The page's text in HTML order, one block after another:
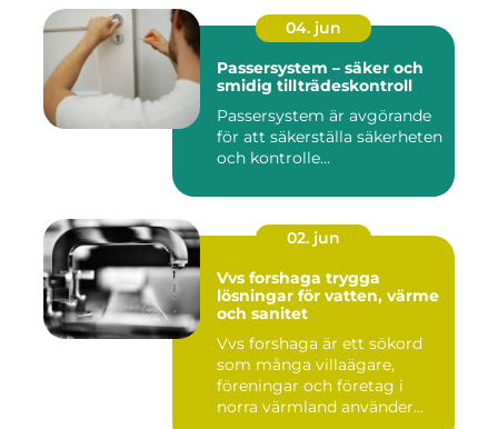
04. jun
Passersystem – säker och
smidig tillträdeskontroll
Passersystem är avgörande
för att säkerställa säkerheten
och kontrolle...
02. jun
Vvs forshaga trygga
lösningar för vatten, värme
och sanitet
Vvs forshaga är ett sökord
som många villaägare,
föreningar och företag i
norra värmland använder